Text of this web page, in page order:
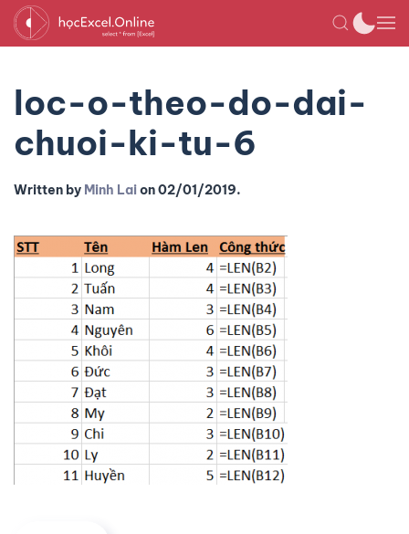
loc-o-theo-do-dai-
chuoi-ki-tu-6
Written by Minh Laion02/01/2019.